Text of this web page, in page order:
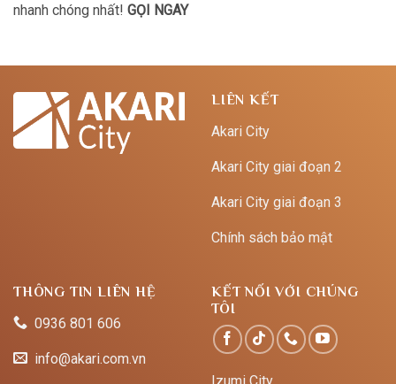
nhanh chóng nhất! GỌI NGAY
LIÊN KẾT
Akari City
Akari City giai đoạn 2
Akari City giai đoạn 3
Chính sách bảo mật
THÔNG TIN LIÊN HỆ
0936 801 606
info@akari.com.vn
KẾT NỐI VỚI CHÚNG
TÔI